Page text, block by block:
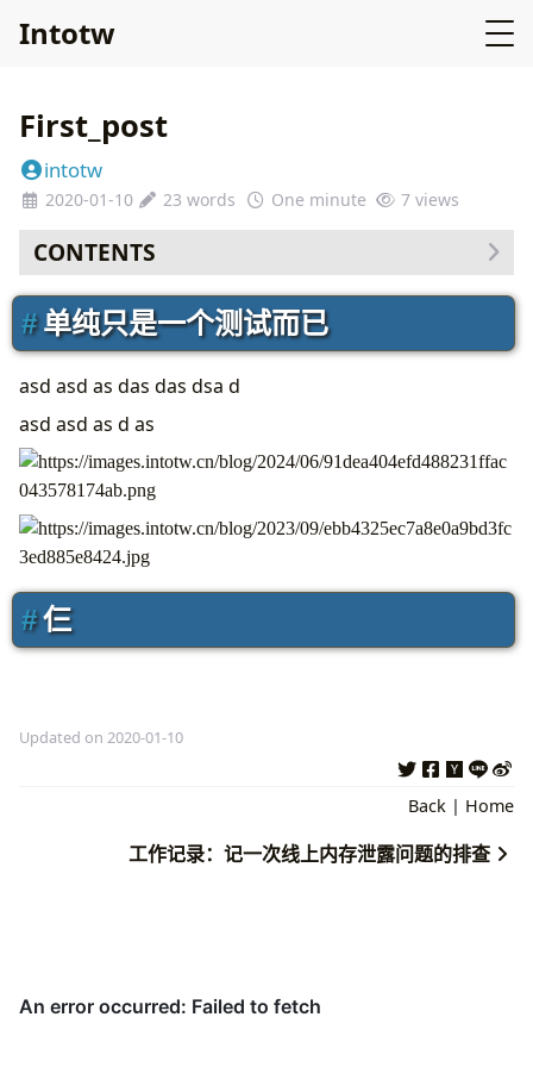
Intotw
First_post
intotw
2020-01-10 23 words One minute 7 views
CONTENTS
单纯只是一个测试而已
仨
单纯只是一个测试而已
asd asd as das das dsa d
asd asd as d as
仨
Updated on 2020-01-10
Back | Home
工作记录：记一次线上内存泄露问题的排查